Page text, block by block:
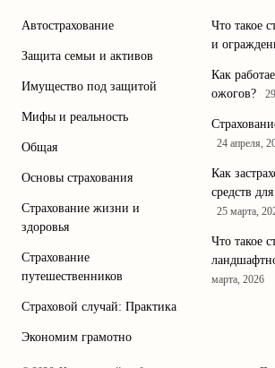
Автострахование
Защита семьи и активов
Имущество под защитой
Мифы и реальность
Общая
Основы страхования
Страхование жизни и
здоровья
Страхование
путешественников
Страховой случай: Практика
Экономим грамотно
Что такое
и
Как
ожогов?
24 апреля,
Как
средств
25 марта,
Что такое
марта, 2026